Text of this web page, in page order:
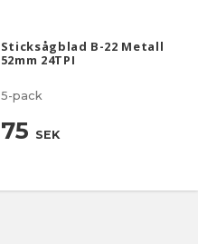
Sticksågblad B-22 Metall
52mm 24TPI
5-pack
75 SEK